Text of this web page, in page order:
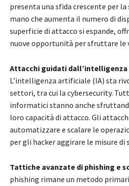
presenta una sfida crescente per
mano che aumenta il numero di
superficie di attacco si espande,
nuove opportunità per sfruttare le
Attacchi guidati
L’intelligenza artificiale (IA) sta
settori, tra cui la cybersecurity.
informatici stanno anche
loro capacità di attacco. Gli
automatizzare e scalare le
per gli hacker aggirare le misure di
Tattiche avanzate di phishing e
phishing rimane un metodo